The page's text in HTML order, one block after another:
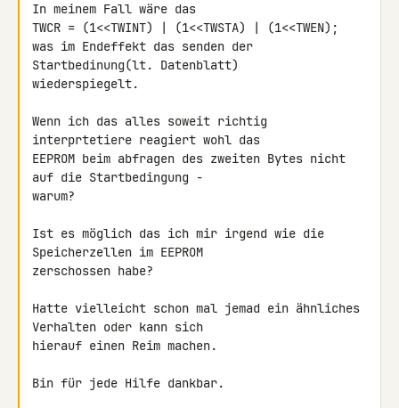
In meinem Fall wäre das
TWCR = (1<<TWINT) | (1<<TWSTA) | (1<<TWEN);
was im Endeffekt das senden der
Startbedinung(lt. Datenblatt)
wiederspiegelt.
Wenn ich das alles soweit richtig
interprtetiere reagiert wohl das
EEPROM beim abfragen des zweiten Bytes nicht
auf die Startbedingung -
warum?
Ist es möglich das ich mir irgend wie die
Speicherzellen im EEPROM
zerschossen habe?
Hatte vielleicht schon mal jemad ein ähnliches
Verhalten oder kann sich
hierauf einen Reim machen.
Bin für jede Hilfe dankbar.